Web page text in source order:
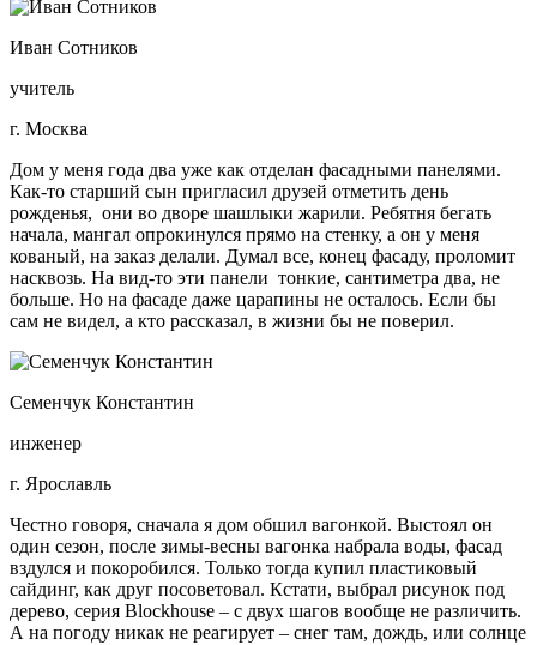
Иван Сотников
учитель
г. Москва
Дом у меня года два уже как отделан фасадными панелями.
Как-то старший сын пригласил друзей отметить день
рожденья, они во дворе шашлыки жарили. Ребятня бегать
начала, мангал опрокинулся прямо на стенку, а он у меня
кованый, на заказ делали. Думал все, конец фасаду, проломит
насквозь. На вид-то эти панели тонкие, сантиметра два, не
больше. Но на фасаде даже царапины не осталось. Если бы
сам не видел, а кто рассказал, в жизни бы не поверил.
Семенчук Константин
инженер
г. Ярославль
Честно говоря, сначала я дом обшил вагонкой. Выстоял он
один сезон, после зимы-весны вагонка набрала воды, фасад
вздулся и покоробился. Только тогда купил пластиковый
сайдинг, как друг посоветовал. Кстати, выбрал рисунок под
дерево, серия Blockhouse – с двух шагов вообще не различить.
А на погоду никак не реагирует – снег там, дождь, или солнце